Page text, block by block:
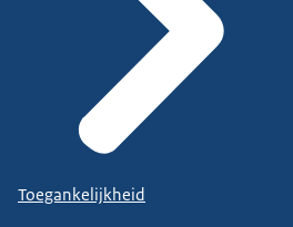
Toegankelijkheid